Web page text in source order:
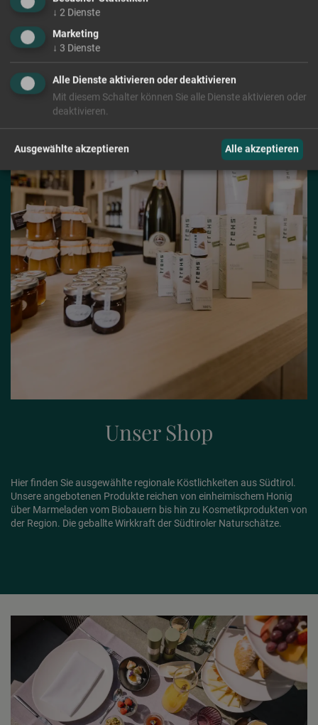
Unser Shop
Hier finden Sie ausgewählte regionale Köstlichkeiten aus Südtirol.
Unsere angebotenen Produkte reichen von einheimischem Honig
über Marmeladen vom Biobauern bis hin zu Kosmetikprodukten von
der Region. Die geballte Wirkkraft der Südtiroler Naturschätze.
↓ 2 Dienste
Marketing
↓ 3 Dienste
Alle Dienste aktivieren oder deaktivieren
Mit diesem Schalter können Sie alle Dienste aktivieren oder
deaktivieren.
Ausgewählte akzeptieren Alle akzeptieren